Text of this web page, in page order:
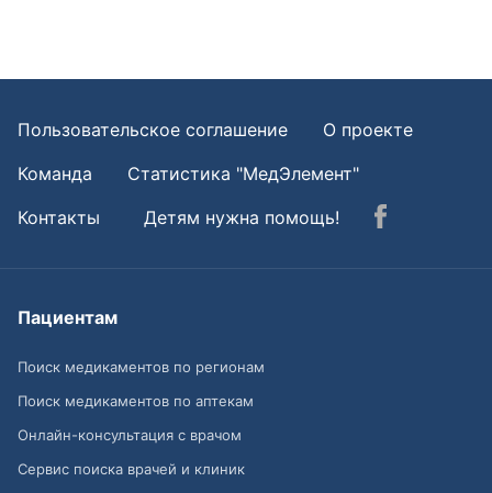
Пользовательское соглашение
О проекте
Команда
Статистика "МедЭлемент"
Контакты
Детям нужна помощь!
Пациентам
Поиск медикаментов по регионам
Поиск медикаментов по аптекам
Онлайн-консультация с врачом
Сервис поиска врачей и клиник